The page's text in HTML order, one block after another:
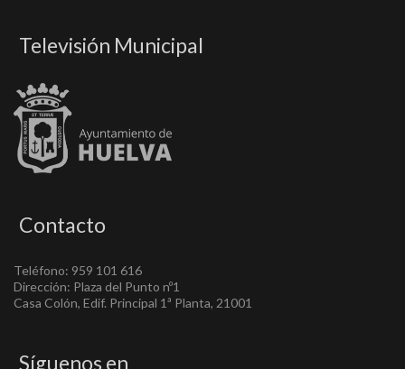
Televisión Municipal
Contacto
Teléfono: 959 101 616
Dirección: Plaza del Punto nº1
Casa Colón, Edif. Principal 1ª Planta, 21001
Síguenos en